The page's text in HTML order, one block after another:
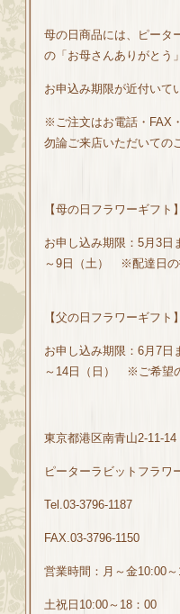
母の日商品には、ピータ
の「お母さんありがとう
お申込み期限が近付いて
※ご注文はお電話・FAX
勿論ご来店いただいての
【母の日フラワーギフト】
お申し込み期限：5月3
～9日（土） ※配達日の
【父の日フラワーギフト】
お申し込み期限：6月7
～14日（日） ※ご希望
東京都港区南青山2-11-14
ピーターラビットフラワ
Tel.03-3796-1187
FAX.03-3796-1150
営業時間：月～金10:00
土祝日10:00～18：00